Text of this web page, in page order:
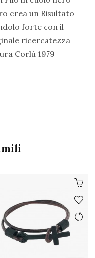
crea un Risultato
forte con il
ricercatezza
Corlù 1979